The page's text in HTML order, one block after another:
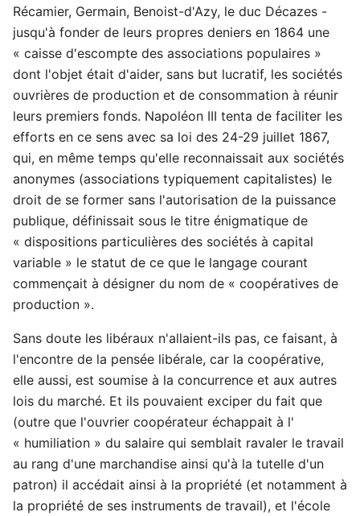
Récamier, Germain, Benoist-d'Azy, le duc Décazes -
jusqu'à fonder de leurs propres deniers en 1864 une
« caisse d'escompte des associations populaires »
dont l'objet était d'aider, sans but lucratif, les sociétés
ouvrières de production et de consommation à réunir
leurs premiers fonds. Napoléon III tenta de faciliter les
efforts en ce sens avec sa loi des 24-29 juillet 1867,
qui, en même temps qu'elle reconnaissait aux sociétés
anonymes (associations typiquement capitalistes) le
droit de se former sans l'autorisation de la puissance
publique, définissait sous le titre énigmatique de
« dispositions particulières des sociétés à capital
variable » le statut de ce que le langage courant
commençait à désigner du nom de « coopératives de
production ».
Sans doute les libéraux n'allaient-ils pas, ce faisant, à
l'encontre de la pensée libérale, car la coopérative,
elle aussi, est soumise à la concurrence et aux autres
lois du marché. Et ils pouvaient exciper du fait que
(outre que l'ouvrier coopérateur échappait à l'
« humiliation » du salaire qui semblait ravaler le travail
au rang d'une marchandise ainsi qu'à la tutelle d'un
patron) il accédait ainsi à la propriété (et notamment à
la propriété de ses instruments de travail), et l'école